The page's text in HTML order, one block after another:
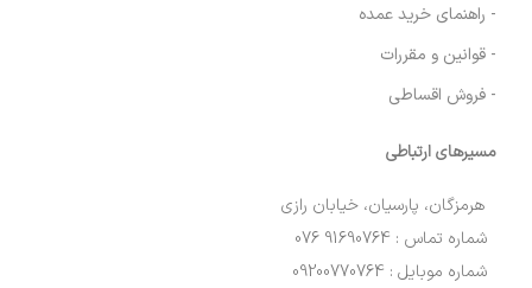
- راهنمای خرید عمده
- قوانین و مقررات
- فروش اقساطی
مسیرهای ارتباطی
هرمزگان، پارسیان، خیابان رازی
شماره تماس : 91690764 076
شماره موبایل : 09200770764